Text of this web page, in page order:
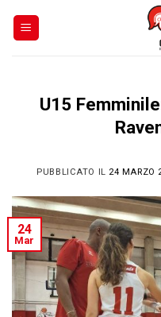
U15
PUBBLICATO IL 24 MARZO
24
Mar